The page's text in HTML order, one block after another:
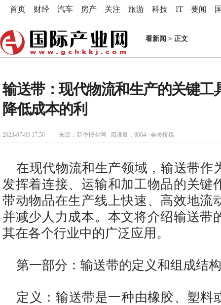
首页 财经 汽车 房产 关注 旅游 科技 IT 要闻
看新闻 > 正文
输送带：现代物流和生产的关键工
降低成本的利
2023-07-03 17:56 来源：新华报业网 阅读量：8064 会员投稿
在现代物流和生产领域，输送带作
发挥着连接、运输和加工物品的关键
带动物品在生产线上快速、高效地流
并减少人力成本。本文将介绍输送带
其在各个行业中的广泛应用。
第一部分：输送带的定义和组成结构
定义：输送带是一种由橡胶、塑料